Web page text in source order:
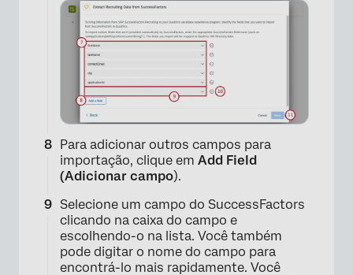
Para adicionar outros campos para
importação, clique em Add Field
(Adicionar campo).
Selecione um campo do SuccessFactors
clicando na caixa do campo e
escolhendo-o na lista. Você também
pode digitar o nome do campo para
encontrá-lo mais rapidamente. Você